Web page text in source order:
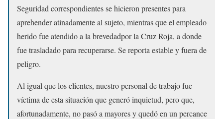
Seguridad correspondientes se hicieron presentes para
aprehender atinadamente al sujeto, mientras que el empleado
herido fue atendido a la brevedadpor la Cruz Roja, a donde
fue trasladado para recuperarse. Se reporta estable y fuera de
peligro.
Al igual que los clientes, nuestro personal de trabajo fue
víctima de esta situación que generó inquietud, pero que,
afortunadamente, no pasó a mayores y quedó en un percance